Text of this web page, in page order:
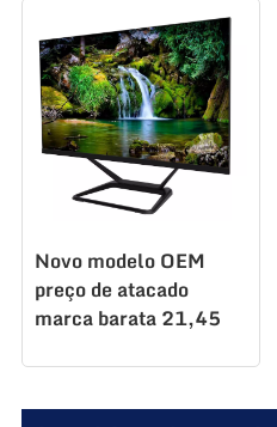
Novo modelo OEM
preço de atacado
marca barata 21,45
negócios escritório
casa computador